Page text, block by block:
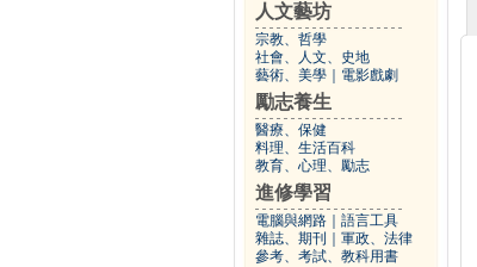
人文藝坊
宗教、哲學
社會、人文、史地
藝術、美學
電影戲劇
勵志養生
醫療、保健
料理、生活百科
教育、心理、勵志
進修學習
電腦與網路
語言工具
雜誌、期刊
軍政、法律
參考、考試、教科用書